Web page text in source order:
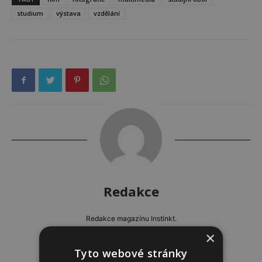
studium
výstava vzdělání
Redakce
Redakce magazínu Instinkt.
×
Tyto webové stránky